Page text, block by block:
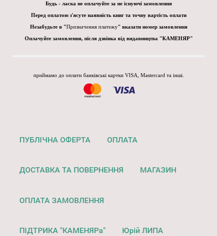
Будь - ласка не оплачуйте за не існуючі замовлення
Перед оплатою з'ясуте наявність книг та точну вартість оплати
Незабудьте в "Призначення платежу" вказати номер замовлення
Оплачуйте замовлення, після дзвінка від видавництва "КАМЕНЯР"
приймамо до оплати банківські картки VISA, Mastercard та інші.
ПУБЛІЧНА ОФЕРТА ОПЛАТА
ДОСТАВКА ТА ПОВЕРНЕННЯ МАГАЗИН
ОПЛАТА ЗАМОВЛЕННЯ
ПІДТРИКА "КАМЕНЯРа" Юрій ЛИПА